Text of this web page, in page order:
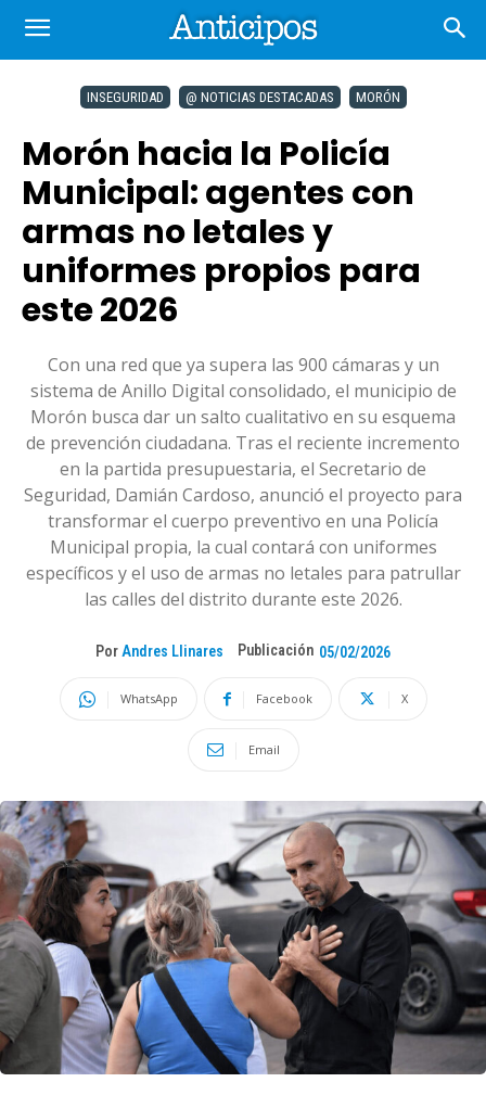
INSEGURIDAD @ NOTICIAS DESTACADAS MORÓN
Morón hacia la Policía
Municipal: agentes con
armas no letales y
uniformes propios para
este 2026
Con una red que ya supera las 900 cámaras y un
sistema de Anillo Digital consolidado, el municipio de
Morón busca dar un salto cualitativo en su esquema
de prevención ciudadana. Tras el reciente incremento
en la partida presupuestaria, el Secretario de
Seguridad, Damián Cardoso, anunció el proyecto para
transformar el cuerpo preventivo en una Policía
Municipal propia, la cual contará con uniformes
específicos y el uso de armas no letales para patrullar
las calles del distrito durante este 2026.
Por Andres Llinares Publicación 05/02/2026
WhatsApp Facebook X
Email